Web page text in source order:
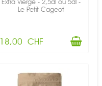
Extra Vierge - 2,5dl ou 5dl -
Le Petit Cageot
18,00 CHF